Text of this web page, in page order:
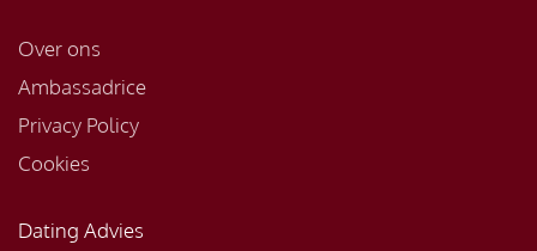
Over ons
Ambassadrice
Privacy Policy
Cookies
Dating Advies